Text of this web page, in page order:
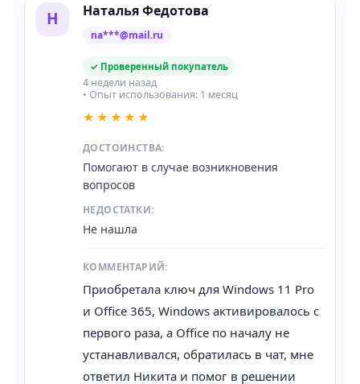
Н Наталья Федотова
na***@mail.ru
✓ Проверенный покупатель
4 недели назад
• Опыт использования: 1 месяц
★★★★★
ДОСТОИНСТВА:
Помогают в случае возникновения
вопросов
НЕДОСТАТКИ:
Не нашла
КОММЕНТАРИЙ:
Приобретала ключ для Windows 11 Pro
и Office 365, Windows активировалось с
первого раза, а Office по началу не
устанавливался, обратилась в чат, мне
ответил Никита и помог в решении